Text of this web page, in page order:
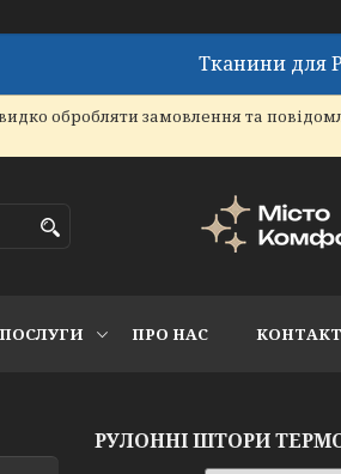
Тканини для
обробляти замовлення та
ПРО НАС
РУЛОННІ ШТОРИ